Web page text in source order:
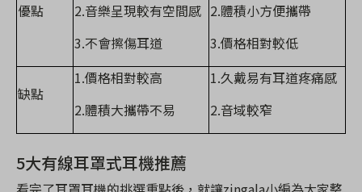
優點
2.音樂呈現較有空間感
3.不會擦傷耳道
2.體積小方便攜帶
3.價格相對較低
缺點
1.價格相對較高
2.體積大攜帶不易
1.久戴易有耳道疼痛感
2.音域較窄
5大有線耳罩式耳機推薦